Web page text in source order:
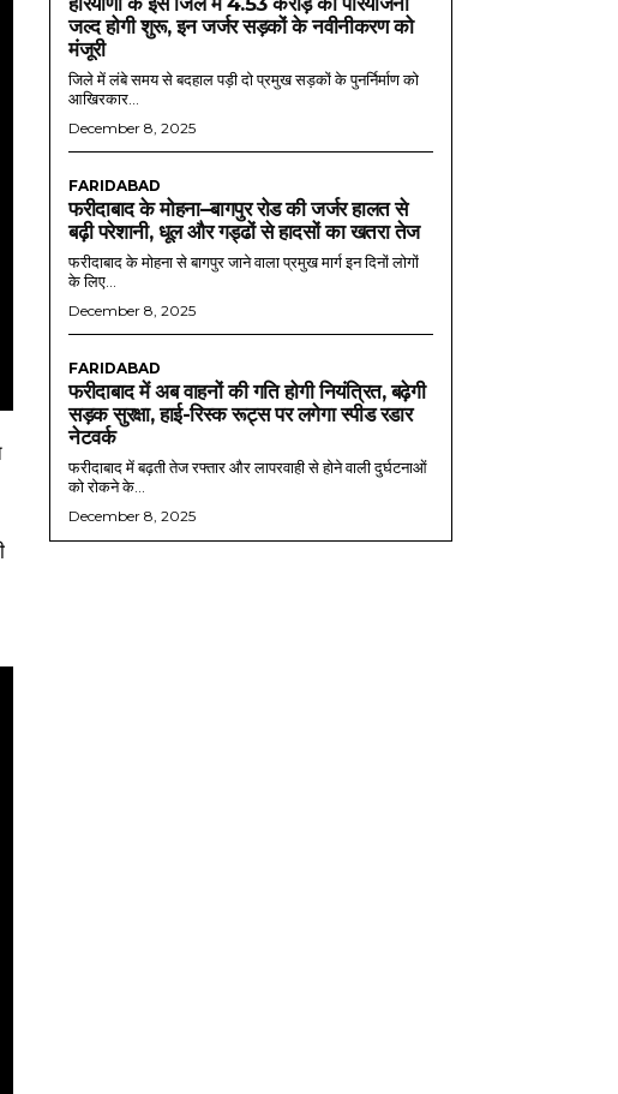
जल्द होगी शुरू, इन जर्जर सड़कों के नवीनीकरण को
मंजूरी
जिले में लंबे समय से बदहाल पड़ी दो प्रमुख सड़कों के पुनर्निर्माण को
आखिरकार...
December 8, 2025
FARIDABAD
फरीदाबाद के मोहना–बागपुर रोड की जर्जर हालत से
बढ़ी परेशानी, धूल और गड्ढों से हादसों का खतरा तेज
फरीदाबाद के मोहना से बागपुर जाने वाला प्रमुख मार्ग इन दिनों लोगों
के लिए...
December 8, 2025
FARIDABAD
फरीदाबाद में अब वाहनों की गति होगी नियंत्रित, बढ़ेगी
सड़क सुरक्षा, हाई-रिस्क रूट्स पर लगेगा स्पीड रडार
नेटवर्क
फरीदाबाद में बढ़ती तेज रफ्तार और लापरवाही से होने वाली दुर्घटनाओं
को रोकने के...
December 8, 2025